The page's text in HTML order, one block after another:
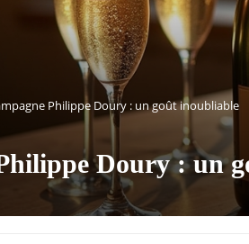
Philippe Doury : un goût inoubliable
Doury : un